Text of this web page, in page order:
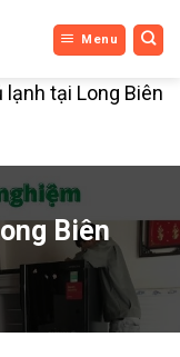
Menu
lạnh tại Long Biên
Biên